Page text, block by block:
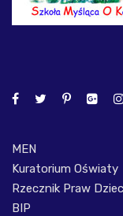
MEN
Kuratorium Oświaty
Rzecznik Praw
BIP